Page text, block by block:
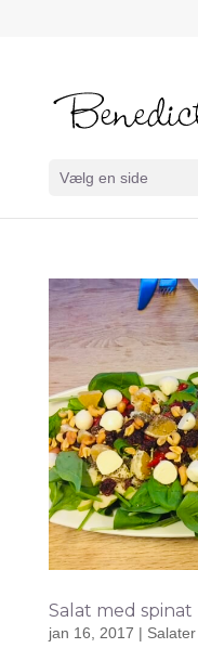
Vælg en side
Salat med spinat
jan 16, 2017 | Salater